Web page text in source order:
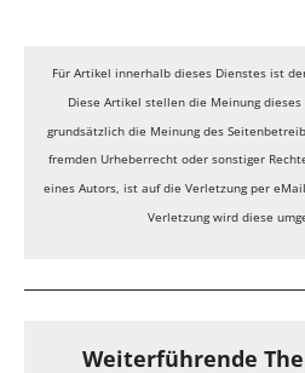
Für Artikel innerhalb dieses Dienstes ist
Diese Artikel stellen die Meinung
grundsätzlich die Meinung des
fremden Urheberrecht oder sonstiger
eines Autors, ist auf die Verletzung per
Verletzung wird diese
Weiterführende